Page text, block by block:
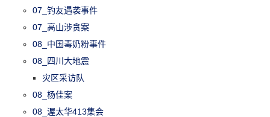
07_钓友遇袭事件
07_高山涉贪案
08_中国毒奶粉事件
08_四川大地震
灾区采访队
08_杨佳案
08_渥太华413集会